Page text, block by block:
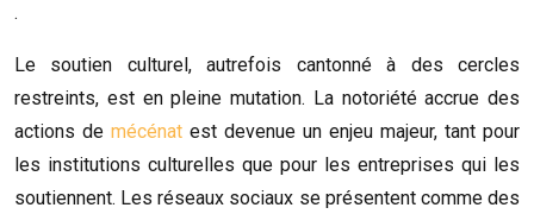
.
Le soutien culturel, autrefois cantonné à des cercles
restreints, est en pleine mutation. La notoriété accrue des
actions de mécénat est devenue un enjeu majeur, tant pour
les institutions culturelles que pour les entreprises qui les
soutiennent. Les réseaux sociaux se présentent comme des